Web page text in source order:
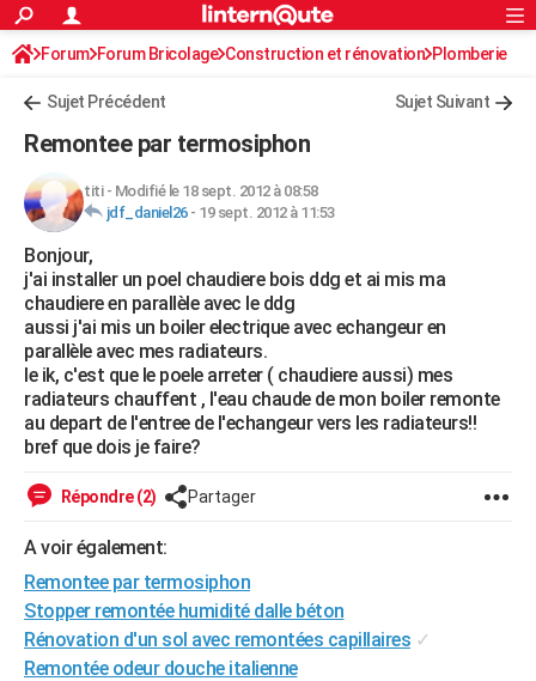
ACTUALITÉS
Politique
Société
Faits Divers
Education
Monde
Villes
+
Retraite
Impôts
Epargne
Immobilier
Risques naturels par ville
Banque
Assurance
Crédit
AUTO
Essais
Réserver un essai
Citadines
Berlines
SUV
Forum auto
+HIGH-TECH
Mobiles
Meilleur smartphone
Internet
Ordinateurs
Jeux vidéo
Guide high-tech
+BRICOLAGE
Forum
Aménagement intérieur
Extérieur
Cuisine
Salle de bains
Jardinage
Rangement
WEEK-END
Guides de France
Escapades
Patrimoine
Expositions
Musées
Week-end nature
LIFESTYLE
Art de vivre
Bien-être
Modes de vie
Alimentation
Guide de la santé
Maladies
Médicaments
Sommeil
Destinations
City break
Voyage nature
Voyage de noces
Forum
Climat
+
GUIDES D'ACHAT
BONS PLANS
Rechercher
S'inscrire
Connexion
Forum Forum Bricolage Construction et rénovation Plomberie
Sujet Précédent Sujet Suivant
Remontee par termosiphon
titi- Modifié le 18 sept. 2012 à 08:58
jdf_daniel26- 19 sept. 2012 à 11:53
Bonjour,
j'ai installer un poel chaudiere bois ddg et ai mis ma
chaudiere en parallèle avec le ddg
aussi j'ai mis un boiler electrique avec echangeur en
parallèle avec mes radiateurs.
le ik, c'est que le poele arreter ( chaudiere aussi) mes
radiateurs chauffent , l'eau chaude de mon boiler remonte
au depart de l'entree de l'echangeur vers les radiateurs!!
bref que dois je faire?
Répondre (2) Partager
A voir également:
Remontee par termosiphon
Stopper remontée humidité dalle béton
Rénovation d'un sol avec remontées capillaires ✓
Remontée odeur douche italienne